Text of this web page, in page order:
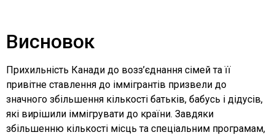
Висновок
Прихильність Канади до возз’єднання сімей та її
привітне ставлення до іммігрантів призвели до
значного збільшення кількості батьків, бабусь і дідусів,
які вирішили іммігрувати до країни. Завдяки
збільшенню кількості місць та спеціальним програмам,